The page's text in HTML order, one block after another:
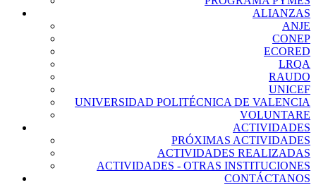
ALIANZAS
ANJE
CONEP
ECORED
LRQA
RAUDO
UNICEF
UNIVERSIDAD POLITÉCNICA DE VALENCIA
VOLUNTARE
ACTIVIDADES
PRÓXIMAS ACTIVIDADES
ACTIVIDADES REALIZADAS
ACTIVIDADES - OTRAS INSTITUCIONES
CONTÁCTANOS